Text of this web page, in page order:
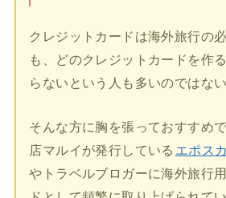
クレジットカードは海外旅行の
も、どのクレジットカードを作
らないという人も多いのではな
そんな方に胸を張っておすすめ
店マルイが発行している エポス
やトラベルブロガーに海外旅行